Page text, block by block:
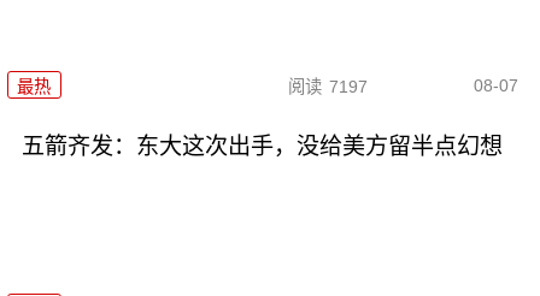
最热 阅读 7197 08-07
五箭齐发：东大这次出手，没给美方留半点幻想